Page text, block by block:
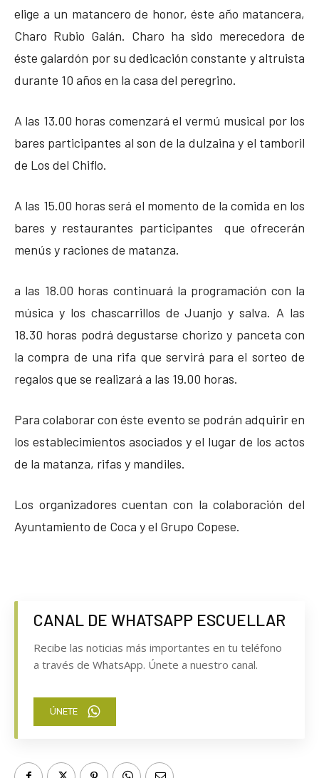
elige a un matancero de honor, éste año matancera,
Charo Rubio Galán. Charo ha sido merecedora de
éste galardón por su dedicación constante y altruista
durante 10 años en la casa del peregrino.
A las 13.00 horas comenzará el vermú musical por los
bares participantes al son de la dulzaina y el tamboril
de Los del Chiflo.
A las 15.00 horas será el momento de la comida en los
bares y restaurantes participantes que ofrecerán
menús y raciones de matanza.
a las 18.00 horas continuará la programación con la
música y los chascarrillos de Juanjo y salva. A las
18.30 horas podrá degustarse chorizo y panceta con
la compra de una rifa que servirá para el sorteo de
regalos que se realizará a las 19.00 horas.
Para colaborar con éste evento se podrán adquirir en
los establecimientos asociados y el lugar de los actos
de la matanza, rifas y mandiles.
Los organizadores cuentan con la colaboración del
Ayuntamiento de Coca y el Grupo Copese.
CANAL DE WHATSAPP ESCUELLAR
Recibe las noticias más importantes en tu teléfono
a través de WhatsApp. Únete a nuestro canal.
ÚNETE